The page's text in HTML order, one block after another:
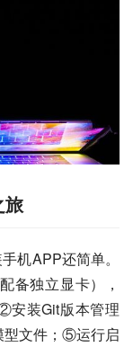
旅
机APP还简单。
备独立显卡），
安装Git版本管理
文件；⑤运行启